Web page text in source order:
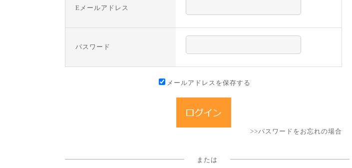
Eメールアドレス
パスワード
メールアドレスを保存する
>>パスワードをお忘れの場合
または